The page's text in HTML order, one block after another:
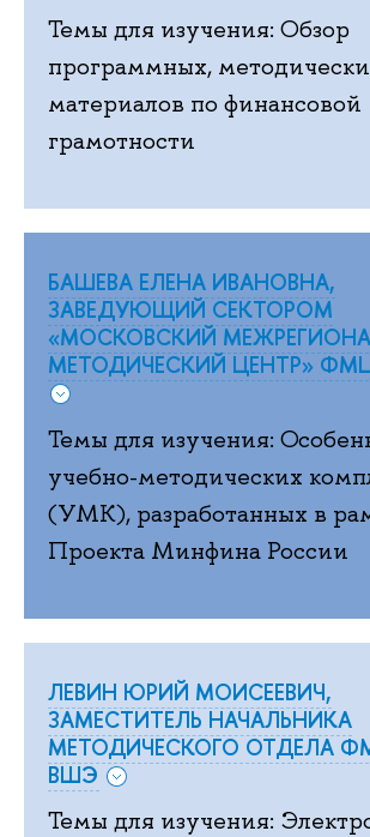
Темы для изучения: Обзор
программных,
материалов по финансовой
грамотности
БАШЕВА ЕЛЕНА ИВАНОВНА,
ЗАВЕДУЮЩИЙ СЕКТОРОМ
«МОСКОВСКИЙ
МЕТОДИЧЕСКИЙ ЦЕНТР»
Темы для изучения:
учебно-методических
(УМК), разработанных в
Проекта Минфина России
ЛЕВИН ЮРИЙ МОИСЕЕВИЧ,
ЗАМЕСТИТЕЛЬ НАЧАЛЬНИКА
МЕТОДИЧЕСКОГО ОТДЕЛА
ВШЭ
Темы для изучения: